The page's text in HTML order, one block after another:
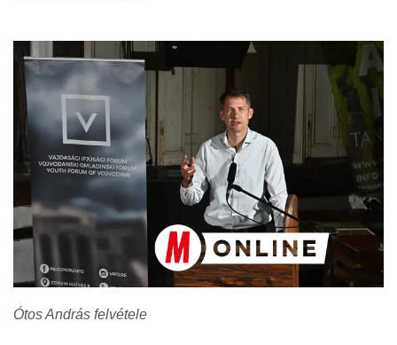
Ótos András felvétele